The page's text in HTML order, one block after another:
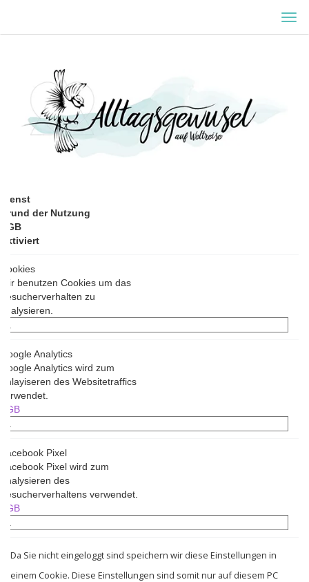
Dienst
Grund der Nutzung
AGB
Aktiviert
Cookies
Wir benutzen Cookies um das
Besucherverhalten zu
analysieren.
Google Analytics
Google Analytics wird zum
Anlayiseren des Websitetraffics
verwendet.
AGB
Facebook Pixel
Facebook Pixel wird zum
Analysieren des
Besucherverhaltens verwendet.
AGB
Da Sie nicht eingeloggt sind speichern wir diese Einstellungen in
einem Cookie. Diese Einstellungen sind somit nur auf diesem PC